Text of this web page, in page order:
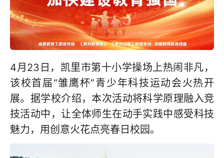
4月23日，凯里市第十小学操场上热闹非凡，
该校首届“雏鹰杯”青少年科技运动会火热开
展。据学校介绍，本次活动将科学原理融入竞
技活动中，让全体师生在动手实践中感受科技
魅力，用创意火花点亮春日校园。